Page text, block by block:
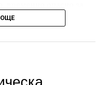
на Х.С., която бе с
на дясната ръка,
неопасно за
37-годишният бе